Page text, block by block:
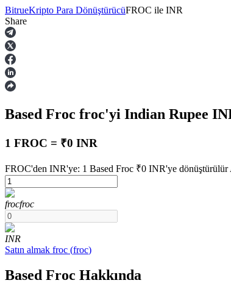
Vadeli İşlemler
Teminat olarak USDT kullanan vadeli işlemler
BitrueKripto Para DönüştürücüFROC ile INR
Share
Based Froc froc'yi Indian Rupee
1 FROC = ₹0 INR
FROC'den INR'ye: 1 Based Froc ₹0 INR'ye dönüştürülür
frocfroc
INR
Satın almak froc (froc)
Based Froc Hakkında